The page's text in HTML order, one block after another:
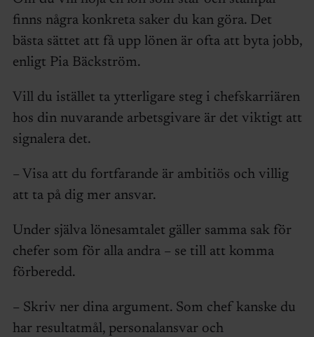
finns några konkreta saker du kan göra. Det
bästa sättet att få upp lönen är ofta att byta jobb,
enligt Pia Bäckström.
Vill du istället ta ytterligare steg i chefskarriären
hos din nuvarande arbetsgivare är det viktigt att
signalera det.
– Visa att du fortfarande är ambitiös och villig
att ta på dig mer ansvar.
Under själva lönesamtalet gäller samma sak för
chefer som för alla andra – se till att komma
förberedd.
– Skriv ner dina argument. Som chef kanske du
har resultatmål, personalansvar och